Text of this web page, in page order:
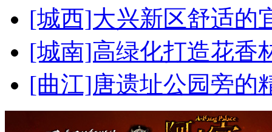
[城西]大兴新区舒适的
[城南]高绿化打造花香
[曲江]唐遗址公园旁的